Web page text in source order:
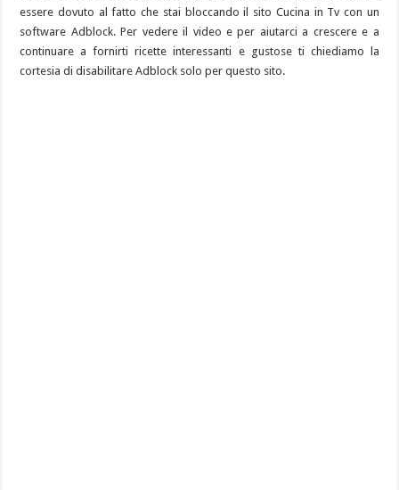
essere dovuto al fatto che stai bloccando il sito Cucina in Tv con un
software Adblock. Per vedere il video e per aiutarci a crescere e a
continuare a fornirti ricette interessanti e gustose ti chiediamo la
cortesia di disabilitare Adblock solo per questo sito.